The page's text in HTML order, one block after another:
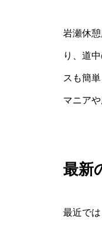
岩瀬休
り、道
スも簡
マニア
最新
最近で